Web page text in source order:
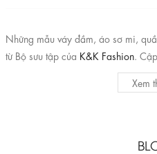
Những mẫu váy đầm, áo sơ mi,
từ Bộ sưu tập của K&K Fashion.
công sở không mất quá nhiều thời
được xu hướng, update những item
Xem